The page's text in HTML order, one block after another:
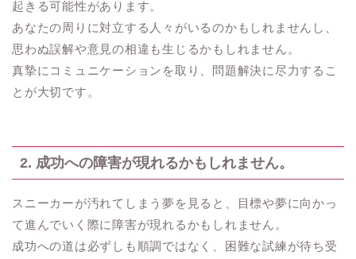
起きる可能性があります。
あなたの周りに対立する人々がいるのかもしれませんし、
思わぬ誤解や意見の相違も生じるかもしれません。
真摯にコミュニケーションを取り、問題解決に尽力するこ
とが大切です。
2. 成功への障害が現れるかもしれません。
スニーカーが汚れてしまう夢を見ると、目標や夢に向かっ
て進んでいく際に障害が現れるかもしれません。
成功への道は必ずしも順調ではなく、困難な試練が待ち受